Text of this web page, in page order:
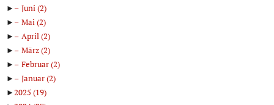
►
Juni (2)
►
Mai (2)
►
April (2)
►
März(2)
►
Februar(2)
►
Januar(2)
► 2025 (19)